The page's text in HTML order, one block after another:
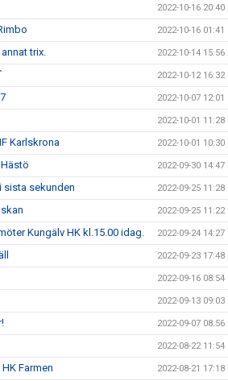
2022-10-16 20:40
2022-10-16 01:41
trix. 2022-10-14 15:56
2022-10-12 16:32
2022-10-07 12:01
2022-10-01 11:28
Karlskrona 2022-10-01 10:30
2022-09-30 14:47
sista sekunden 2022-09-25 11:28
2022-09-25 11:22
Kungälv HK kl.15.00 idag. 2022-09-24 14:27
2022-09-23 17:48
2022-09-16 08:54
2022-09-13 09:03
2022-09-07 08:56
2022-08-22 11:54
Farmen 2022-08-21 17:18